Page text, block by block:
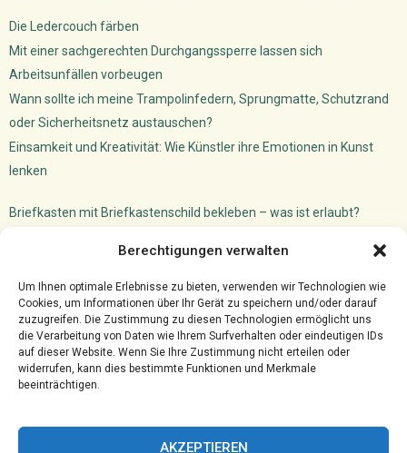
Berechtigungen verwalten
Um Ihnen optimale Erlebnisse zu bieten, verwenden wir Technologien wie
Cookies, um Informationen über Ihr Gerät zu speichern und/oder darauf
zuzugreifen. Die Zustimmung zu diesen Technologien ermöglicht uns
die Verarbeitung von Daten wie Ihrem Surfverhalten oder eindeutigen IDs
auf dieser Website. Wenn Sie Ihre Zustimmung nicht erteilen oder
widerrufen, kann dies bestimmte Funktionen und Merkmale
beeinträchtigen.
AKZEPTIEREN
Die Ledercouch färben
Mit einer sachgerechten Durchgangssperre lassen sich
Arbeitsunfällen vorbeugen
Wann sollte ich meine Trampolinfedern, Sprungmatte, Schutzrand
oder Sicherheitsnetz austauschen?
Einsamkeit und Kreativität: Wie Künstler ihre Emotionen in Kunst
lenken
Briefkasten mit Briefkastenschild bekleben – was ist erlaubt?
Ghostwriter für VWL: akademischer Schreibservice